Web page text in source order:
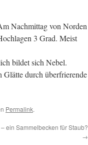
Nachmittag von Norden
3 Grad. Meist
bildet sich Nebel.
durch überfrierende
Permalink.
ein Sammelbecken für Staub?
→